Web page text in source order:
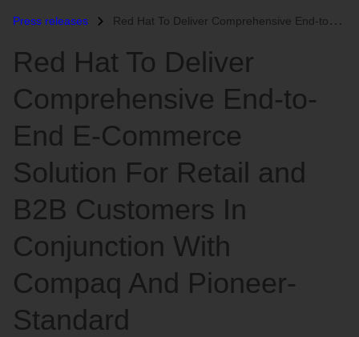
Press releases Red Hat To Deliver Comprehensive End-to-End E-Commerce Solution For Re...
Red Hat To Deliver
Comprehensive End-to-
End E-Commerce
Solution For Retail and
B2B Customers In
Conjunction With
Compaq And Pioneer-
Standard